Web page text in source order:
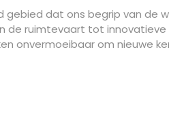
dat ons begrip van de
de ruimtevaart tot innovatieve
onvermoeibaar om nieuwe